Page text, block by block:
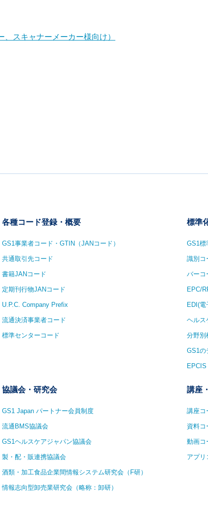
スキャナーメーカー様向け）
各種コード登録・概要
GS1事業者コード・GTIN（JANコード）
共通取引先コード
書籍JANコード
定期刊行物JANコード
U.P.C. Company Prefix
流通決済事業者コード
標準センターコード
標準
GS1標
識別コ
バーコ
EPC/
EDI(
ヘルス
分野別
GS1の
協議会・研究会
GS1 Japan パートナー会員制度
流通BMS協議会
GS1ヘルスケアジャパン協議会
製・配・販連携協議会
酒類・加工食品企業間情報システム研究会（F研）
情報志向型卸売業研究会（略称：卸研）
講座
講座コ
資料コ
動画コ
アプリ